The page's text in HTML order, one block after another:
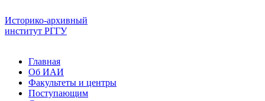
Историко-архивный
институт РГГУ
Главная
Об ИАИ
Факультеты и центры
Поступающим